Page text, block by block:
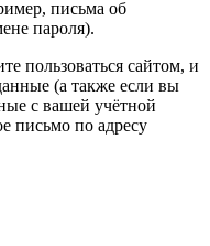
письма об
пароля).
пользоваться сайтом, и
(а также если вы
с вашей учётной
письмо по адресу